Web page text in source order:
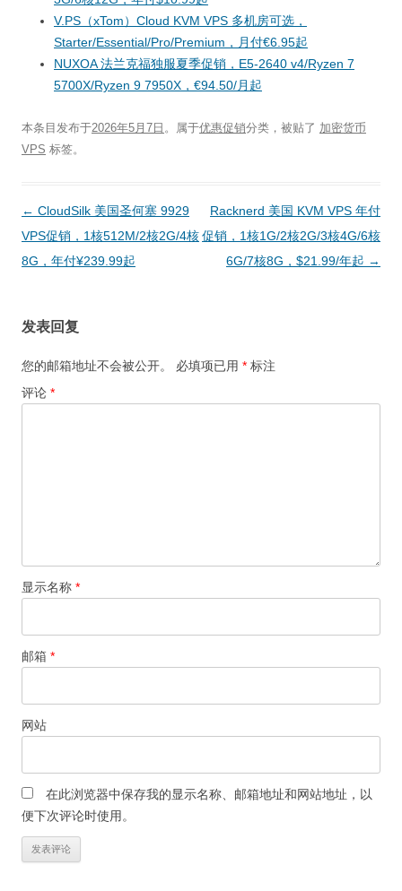
V.PS（xTom）Cloud KVM VPS 多机房可选，
Starter/Essential/Pro/Premium，月付€6.95起
NUXOA 法兰克福独服夏季促销，E5-2640 v4/Ryzen 7
5700X/Ryzen 9 7950X，€94.50/月起
本条目发布于2026年5月7日 。属于优惠促销分类，被贴了 加密货币
VPS 标签。
文
章
导
← CloudSilk 美国圣何塞 9929
VPS促销，1核512M/2核2G/4核
8G，年付¥239.99起
Racknerd 美国 KVM VPS 年付
促销，1核1G/2核2G/3核4G/6核
6G/7核8G，$21.99/年起 →
发表回复
您的邮箱地址不会被公开。 必填项已用 * 标注
评论 *
显示名称 *
邮箱 *
网站
在此浏览器中保存我的显示名称、邮箱地址和网站地址，以
便下次评论时使用。